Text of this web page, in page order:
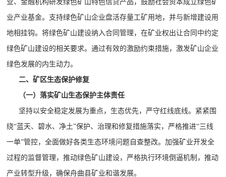
业、金融机构研发绿色矿山特色信贷产品，鼓励社会资本成立绿色矿
业产业基金。支持绿色矿山企业盘活存量工矿用地，并与新增建设用
地相挂钩。将绿色矿山建设纳入合同管理，在矿业权出让合同中约定
绿色矿山建设的相关要求。通过有效的激励约束措施，激发矿山企业
绿色发展的内生动力。
二、矿区生态保护修复
（一）落实矿山生态保护主体责任
坚持以安全稳定发展为重点，生态优先，严守红线底线。紧紧围
绕“蓝天、碧水、净土”保护、治理和修复措施落实，严格推进“三线
一单”管控，全面做好各类生态环境问题自查整改。加强矿业开发全
过程的监督管理，推动绿色矿山建设，严格执行环境倒逼机制，推动
产业转型升级，确保舟曲县矿业和谐发展。